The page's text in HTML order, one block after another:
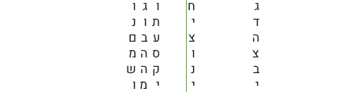
ג
ד
ה
צ
ב
י
ח
י
צ
ו
נ
י
ו
ת
ע
ס
ק
י
ג
ו
ב
ה
ה
מ
ו
נ
ם
מ
ש
ו